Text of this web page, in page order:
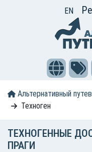
EN
Альтернативный
Техноген
ТЕХНОГЕННЫЕ
ПРАГИ